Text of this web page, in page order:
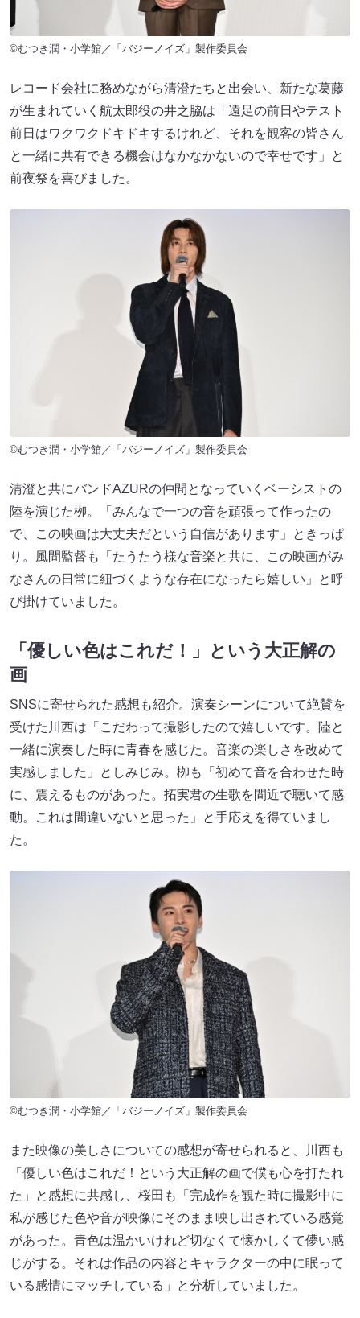
©むつき潤・小学館／「バジーノイズ」製作委員会
レコード会社に務めながら清澄たちと出会い、新たな葛藤
が生まれていく航太郎役の井之脇は「遠足の前日やテスト
前日はワクワクドキドキするけれど、それを観客の皆さん
と一緒に共有できる機会はなかなかないので幸せです」と
前夜祭を喜びました。
©むつき潤・小学館／「バジーノイズ」製作委員会
清澄と共にバンドAZURの仲間となっていくベーシストの
陸を演じた栁。「みんなで一つの音を頑張って作ったの
で、この映画は大丈夫だという自信があります」ときっぱ
り。風間監督も「たうたう様な音楽と共に、この映画がみ
なさんの日常に紐づくような存在になったら嬉しい」と呼
び掛けていました。
「優しい色はこれだ！」という大正解の
画
SNSに寄せられた感想も紹介。演奏シーンについて絶賛を
受けた川西は「こだわって撮影したので嬉しいです。陸と
一緒に演奏した時に青春を感じた。音楽の楽しさを改めて
実感しました」としみじみ。栁も「初めて音を合わせた時
に、震えるものがあった。拓実君の生歌を間近で聴いて感
動。これは間違いないと思った」と手応えを得ていまし
た。
©むつき潤・小学館／「バジーノイズ」製作委員会
また映像の美しさについての感想が寄せられると、川西も
「優しい色はこれだ！という大正解の画で僕も心を打たれ
た」と感想に共感し、桜田も「完成作を観た時に撮影中に
私が感じた色や音が映像にそのまま映し出されている感覚
があった。青色は温かいけれど切なくて懐かしくて儚い感
じがする。それは作品の内容とキャラクターの中に眠って
いる感情にマッチしている」と分析していました。